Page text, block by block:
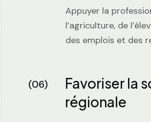
Appuyer la
l’agriculture, de
des emplois et des
(06)
Favoriser la
régionale